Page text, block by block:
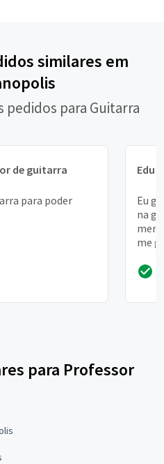
similares em
pedidos para Guitarra
de guitarra
para poder
Eu
na
me
para Professor